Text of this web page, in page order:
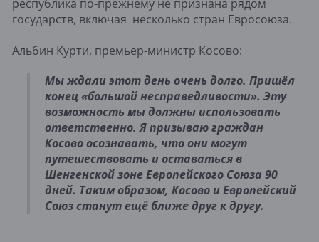
республика по-прежнему не признана рядом
государств, включая несколько стран Евросоюза.
Альбин Курти, премьер-министр Косово:
Мы ждали этот день очень долго. Пришёл
конец «большой несправедливости». Эту
возможность мы должны использовать
ответственно. Я призываю граждан
Косово осознавать, что они могут
путешествовать и оставаться в
Шенгенской зоне Европейского Союза 90
дней. Таким образом, Косово и Европейский
Союз станут ещё ближе друг к другу.